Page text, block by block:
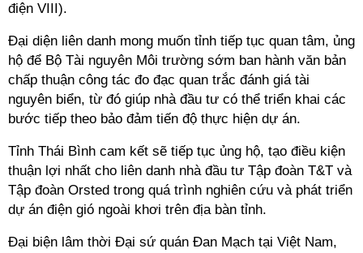
điện VIII).
Đại diện liên danh mong muốn tỉnh tiếp tục quan tâm, ủng
hộ để Bộ Tài nguyên Môi trường sớm ban hành văn bản
chấp thuận công tác đo đạc quan trắc đánh giá tài
nguyên biển, từ đó giúp nhà đầu tư có thể triển khai các
bước tiếp theo bảo đảm tiến độ thực hiện dự án.
Tỉnh Thái Bình cam kết sẽ tiếp tục ủng hộ, tạo điều kiện
thuận lợi nhất cho liên danh nhà đầu tư Tập đoàn T&T và
Tập đoàn Orsted trong quá trình nghiên cứu và phát triển
dự án điện gió ngoài khơi trên địa bàn tỉnh.
Đại biện lâm thời Đại sứ quán Đan Mạch tại Việt Nam,